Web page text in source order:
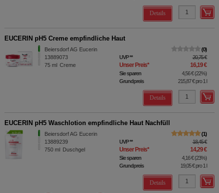
Details
EUCERIN pH5 Creme empfindliche Haut
Beiersdorf AG Eucerin
13889073
75 ml Creme
0
UVP** 20,75 €
Unser Preis* 16,19 €
Sie sparen 4,56 €(22%)
Grundpreis
215,87 €pro 1 l
Details
EUCERIN pH5 Waschlotion empfindliche Haut Nachfüll
Beiersdorf AG Eucerin
13889239
750 ml Duschgel
1
UVP** 18,45 €
Unser Preis* 14,29 €
Sie sparen 4,16 €(23%)
Grundpreis
19,05 €pro 1 l
Details